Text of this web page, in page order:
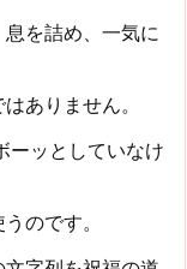
を詰め、一気に
ありません。
ーッとしていなけ
のです。